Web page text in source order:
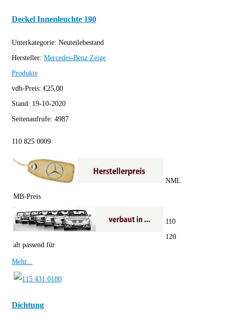
Deckel Innenleuchte 190
Unterkategorie: Neuteilebestand
Hersteller: Mercedes-Benz Zeige
Produkte
vdh-Preis: €25,00
Stand: 19-10-2020
Seitenaufrufe: 4987
110 825 0009
MB-Preis
NML
alt passend für
110
120
Mehr...
Dichtung